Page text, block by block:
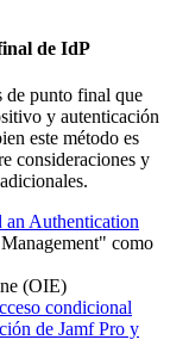
de IdP
de punto final que
y autenticación
este método es
consideraciones y
an Authentication
como
(OIE)
condicional
de Jamf Pro y